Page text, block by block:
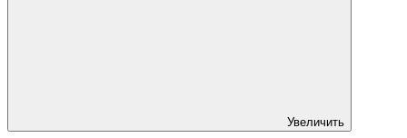
Увеличить